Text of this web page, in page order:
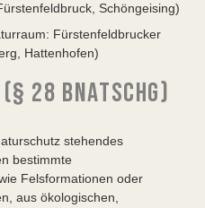
Schöngeising)
Fürstenfeldbrucker
Hattenhofen)
(§ 28 BNATSCHG)
stehendes
bestimmte
Felsformationen oder
aus ökologischen,